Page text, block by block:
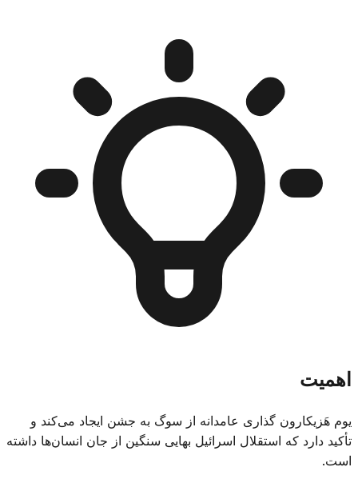
اهمیت
یوم هَزیکارون گذاری عامدانه از سوگ به جشن ایجاد می‌کند و
تأکید دارد که استقلال اسرائیل بهایی سنگین از جان انسان‌ها داشته
است.